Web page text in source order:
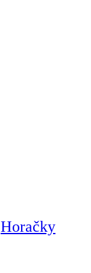
Horačky